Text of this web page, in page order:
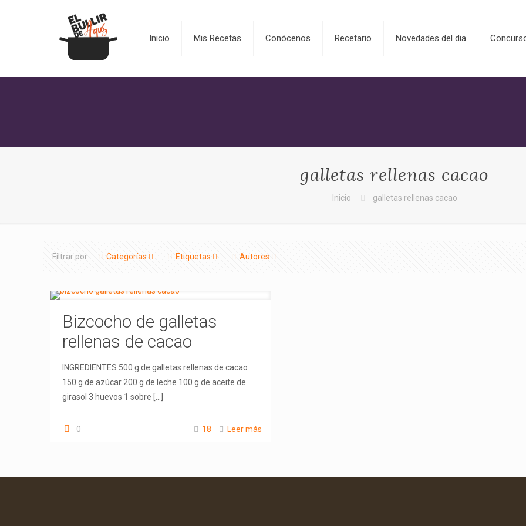
Inicio Mis Recetas Conócenos Recetario Novedades del dia
galletas rellenas cacao
Inicio galletas rellenas cacao
Filtrar por Categorías Etiquetas Autores
Bizcocho de galletas
rellenas de cacao
INGREDIENTES 500 g de galletas rellenas de cacao
150 g de azúcar 200 g de leche 100 g de aceite de
girasol 3 huevos 1 sobre
0 18 Leer más